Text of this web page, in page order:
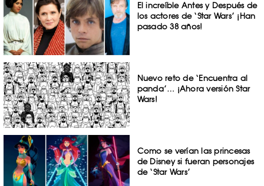
El increíble Antes y Después de
los actores de ‘Star Wars’ ¡Han
pasado 38 años!
Nuevo reto de ‘Encuentra al
panda’… ¡Ahora versión Star
Wars!
Como se verían las princesas
de Disney si fueran personajes
de ‘Star Wars’